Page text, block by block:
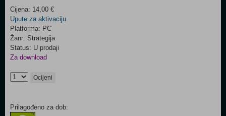
Cijena: 14,00 €
Upute za aktivaciju
Platforma: PC
Žanr: Strategija
Status: U prodaji
Za download
Ocijeni
Prilagođeno za dob: